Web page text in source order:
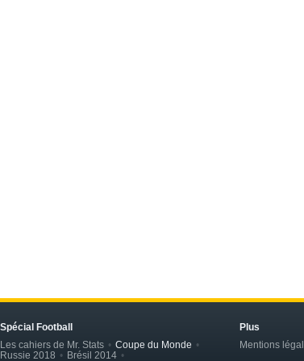
Spécial Football
Les cahiers de Mr. Stats
Coupe du Monde
Russie 2018
Brésil 2014
Plus
Mentions